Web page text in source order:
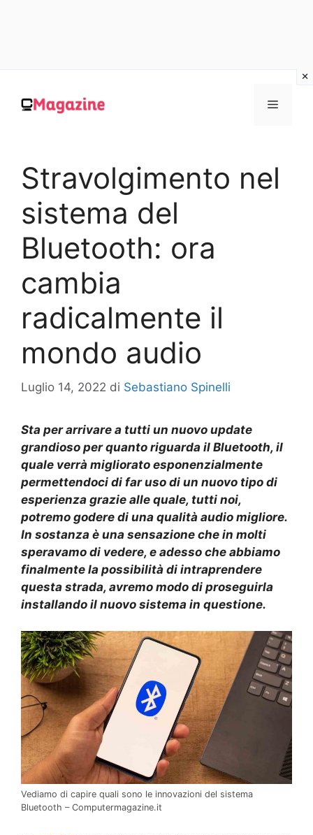
contenuto
MENU
Stravolgimento nel
sistema del
Bluetooth: ora
cambia
radicalmente il
mondo audio
Luglio 14, 2022 di Sebastiano Spinelli
Sta per arrivare a tutti un nuovo update
grandioso per quanto riguarda il Bluetooth, il
quale verrà migliorato esponenzialmente
permettendoci di far uso di un nuovo tipo di
esperienza grazie alle quale, tutti noi,
potremo godere di una qualità audio migliore.
In sostanza è una sensazione che in molti
speravamo di vedere, e adesso che abbiamo
finalmente la possibilità di intraprendere
questa strada, avremo modo di proseguirla
installando il nuovo sistema in questione.
Vediamo di capire quali sono le innovazioni del sistema
Bluetooth – Computermagazine.it